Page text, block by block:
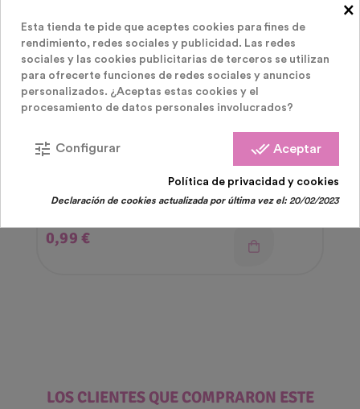
Varita Magica Rosa Hada
Precio
0,99 €
LOS CLIENTES QUE COMPRARON ESTE
×
Esta tienda te pide que aceptes cookies para fines de
rendimiento, redes sociales y publicidad. Las redes
sociales y las cookies publicitarias de terceros se utilizan
para ofrecerte funciones de redes sociales y anuncios
personalizados. ¿Aceptas estas cookies y el
procesamiento de datos personales involucrados?
done_all Aceptar
tune Configurar
Política de privacidad y cookies
Declaración de cookies actualizada por última vez el:20/02/2023